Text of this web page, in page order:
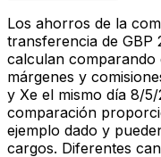
Los ahorros de la
transferencia de GBP
calculan comparando
márgenes y
y Xe el mismo día 8/
comparación
ejemplo dado y
cargos. Diferentes